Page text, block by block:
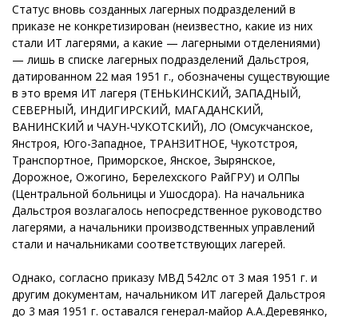
Статус вновь созданных лагерных подразделений в
приказе не конкретизирован (неизвестно, какие из них
стали ИТ лагерями, а какие — лагерными отделениями)
— лишь в списке лагерных подразделений Дальстроя,
датированном 22 мая 1951 г., обозначены существующие
в это время ИТ лагеря (ТЕНЬКИНСКИЙ, ЗАПАДНЫЙ,
СЕВЕРНЫЙ, ИНДИГИРСКИЙ, МАГАДАНСКИЙ,
ВАНИНСКИЙ и ЧАУН-ЧУКОТСКИЙ), ЛО (Омсукчанское,
Янстроя, Юго-Западное, ТРАНЗИТНОЕ, Чукотстроя,
Транспортное, Приморское, Янское, Зырянское,
Дорожное, Ожогино, Берелехского РайГРУ) и ОЛПы
(Центральной больницы и Ушосдора). На начальника
Дальстроя возлагалось непосредственное руководство
лагерями, а начальники производственных управлений
стали и начальниками соответствующих лагерей.
Однако, согласно приказу МВД 542лс от 3 мая 1951 г. и
другим документам, начальником ИТ лагерей Дальстроя
до 3 мая 1951 г. оставался генерал-майор А.А.Деревянко,